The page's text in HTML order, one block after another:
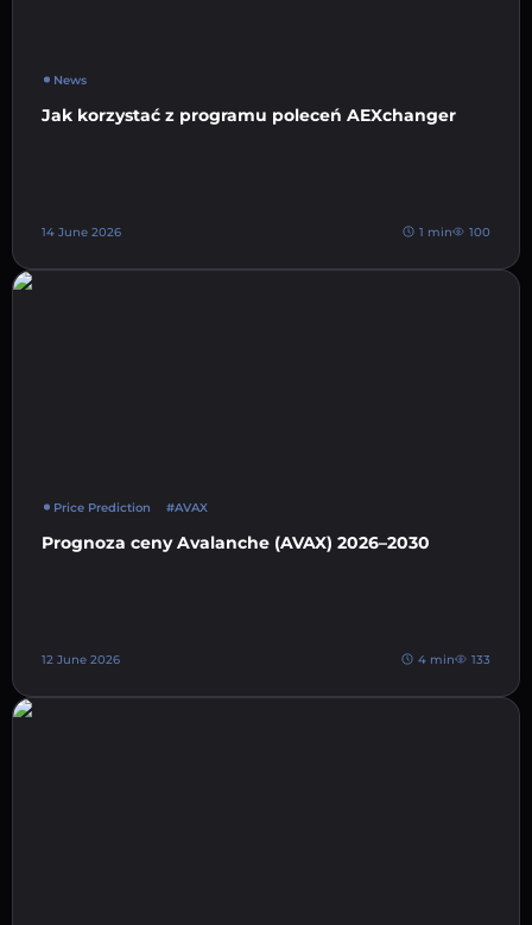
News
Jak korzystać z programu poleceń AEXchanger
14 June 2026 1 min 100
Price Prediction #AVAX
Prognoza ceny Avalanche (AVAX) 2026–2030
12 June 2026 4 min 133